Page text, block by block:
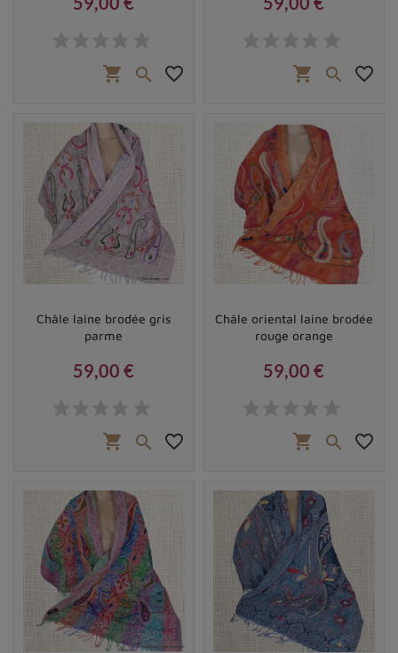
shopping_cart  favorite_border shopping_cart  favorite_border
Châle laine brodée gris
parme
59,00 €
shopping_cart  favorite_border
Châle oriental laine brodée
rouge orange
59,00 €
shopping_cart  favorite_border